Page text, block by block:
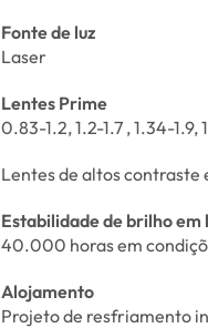
Fonte de luz
Laser
Lentes Prime
0.83-1.2, 1.2-1.7 , 1.34-
Lentes de altos contraste
Estabilidade de brilho em
40.000 horas em
Alojamento
Projeto de resfriamento